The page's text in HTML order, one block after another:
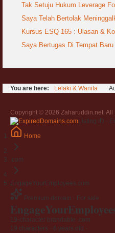
Tak Setuju Hukum Leverage
Saya Telah Bertolak
Kursus ESQ 165 : Ulasan &
Saya Bertugas Di Tempat
You are here: Lelaki & Wanita
Copyright © 2026 Zaharuddin.net.
Listing ID ·
Home
.com
EngageYourEmployees.com
Premium domain · For sale
19-character brandable .com
19 characters · 6 years old